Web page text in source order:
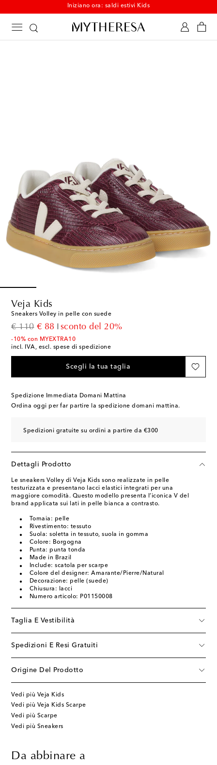
Iniziano ora: saldi estivi Kids
Veja Kids
Sneakers Volley in pelle con suede
€ 110
original price
€ 88
discount price
sconto del 20%
-10% con MYEXTRA10
incl. IVA, escl. spese di spedizione
Scegli la tua taglia
Spedizione Immediata Domani Mattina
Ordina oggi per far partire la spedizione domani mattina.
Spedizioni gratuite su ordini a partire da €300
Dettagli Prodotto
Le sneakers Volley di Veja Kids sono realizzate in pelle
testurizzata e presentano lacci elastici integrati per una
maggiore comodità. Questo modello presenta l’iconica V del
brand applicata sui lati in pelle bianca a contrasto.
Tomaia: pelle
Rivestimento: tessuto
Suola: soletta in tessuto, suola in gomma
Colore: Borgogna
Punta: punta tonda
Made in Brazil
Include: scatola per scarpe
Colore del designer: Amarante/Pierre/Natural
Decorazione: pelle (suede)
Chiusura: lacci
Numero articolo: P01150008
Taglia E Vestibilità
Spedizioni E Resi Gratuiti
Origine Del Prodotto
Vedi più Veja Kids
Vedi più Veja Kids Scarpe
Vedi più Scarpe
Vedi più Sneakers
Da abbinare a